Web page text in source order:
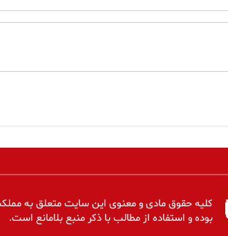
کلیه حقوق مادی و معنوی این سایت متعلق به
بوده و استفاده از مطالب با ذکر منبع بلامانع است.